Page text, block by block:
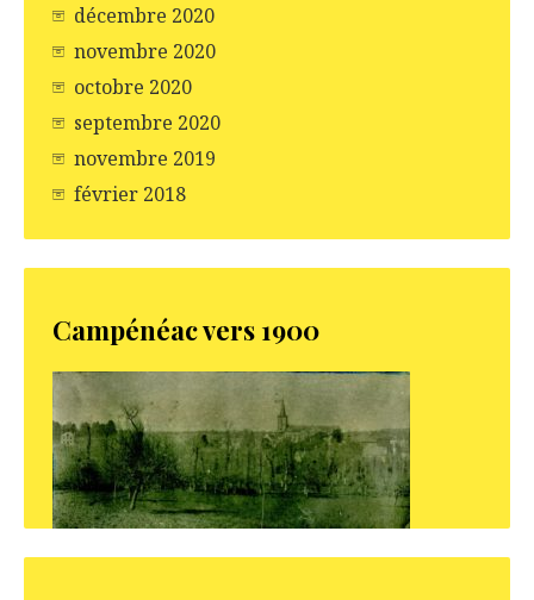
décembre 2020
novembre 2020
octobre 2020
septembre 2020
novembre 2019
février 2018
Campénéac vers 1900